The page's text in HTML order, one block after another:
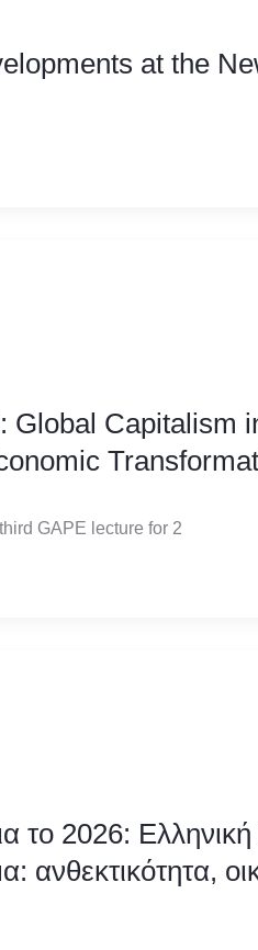
at the
Global Capitalism
third GAPE lecture for 2
το 2026: Ελληνική
ανθεκτικότητα,